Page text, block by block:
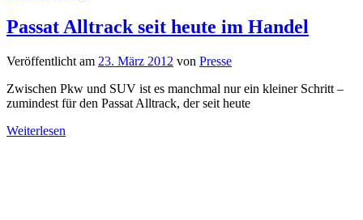
Passat Alltrack seit heute im Handel
Veröffentlicht am 23. März 2012 von Presse
Zwischen Pkw und SUV ist es manchmal nur ein kleiner Schritt –
zumindest für den Passat Alltrack, der seit heute
Weiterlesen